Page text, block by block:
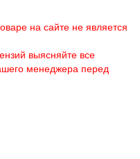
на сайте не является
выясняйте все
менеджера перед